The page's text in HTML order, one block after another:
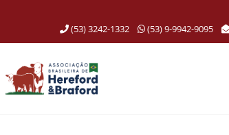
(53) 3242-1332 (53) 9-9942-9095